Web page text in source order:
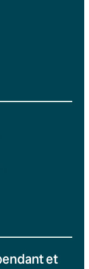
et